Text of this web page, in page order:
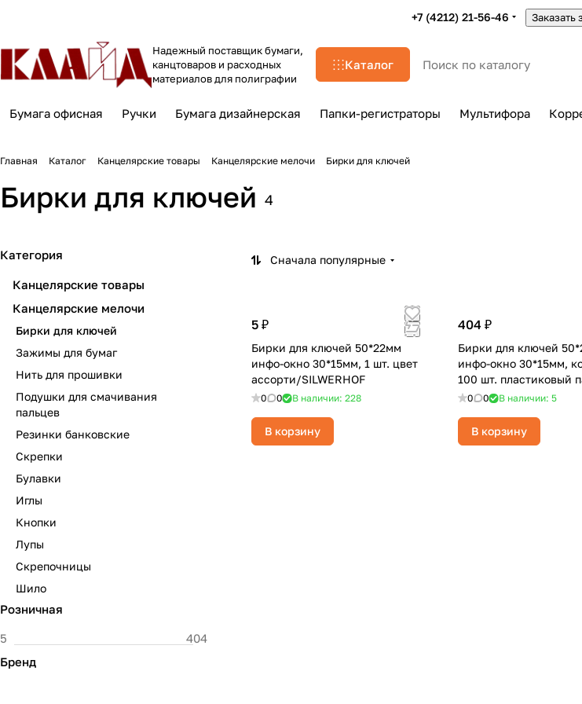
+7 (4212) 21-56-46 Заказать
Надежный поставщик бумаги,
канцтоваров и расходных
материалов для полиграфии
Каталог
Бумага офисная Ручки Бумага дизайнерская Папки-регистраторы Мультифора
Главная Каталог Канцелярские товары Канцелярские мелочи Бирки для ключей
Бирки для ключей 4
Сначала популярные
5 ₽
Бирки для ключей 50*22мм
инфо-окно 30*15мм, 1 шт. цвет
ассорти/SILWERHOF
0 0 В наличии: 228
В корзину
404 ₽
Бирки для ключей
инфо-окно 30*15мм,
100 шт. пластиковый
ассорти/SILWERHOF
0 0 В наличии: 5
В корзину
Категория
Канцелярские товары
Канцелярские мелочи
Бирки для ключей
Зажимы для бумаг
Нить для прошивки
Подушки для смачивания
пальцев
Резинки банковские
Скрепки
Булавки
Иглы
Кнопки
Лупы
Скрепочницы
Шило
Розничная
Бренд